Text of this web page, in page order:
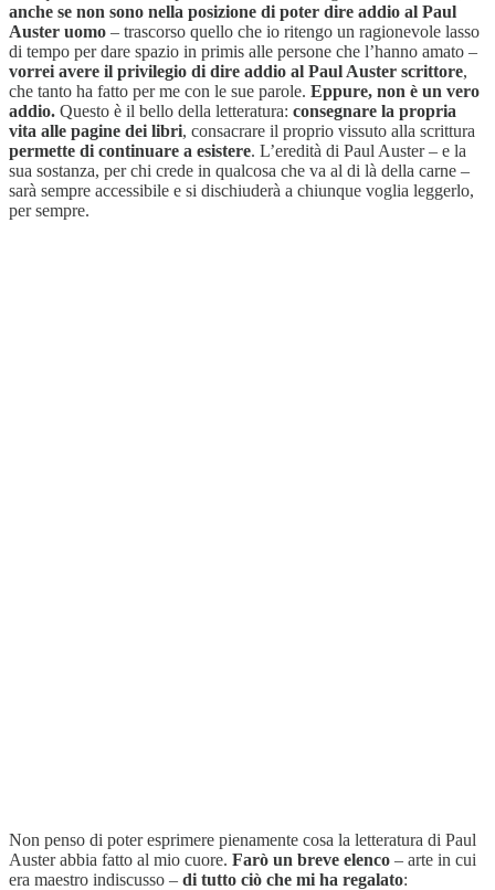
anche se non sono nella posizione di poter dire addio al Paul
Auster uomo – trascorso quello che io ritengo un ragionevole lasso
di tempo per dare spazio in primis alle persone che l’hanno amato –
vorrei avere il privilegio di dire addio al Paul Auster scrittore,
che tanto ha fatto per me con le sue parole. Eppure, non è un vero
addio. Questo è il bello della letteratura: consegnare la propria
vita alle pagine dei libri, consacrare il proprio vissuto alla scrittura
permette di continuare a esistere. L’eredità di Paul Auster – e la
sua sostanza, per chi crede in qualcosa che va al di là della carne –
sarà sempre accessibile e si dischiuderà a chiunque voglia leggerlo,
per sempre.
Non penso di poter esprimere pienamente cosa la letteratura di Paul
Auster abbia fatto al mio cuore. Farò un breve elenco – arte in cui
era maestro indiscusso – di tutto ciò che mi ha regalato: